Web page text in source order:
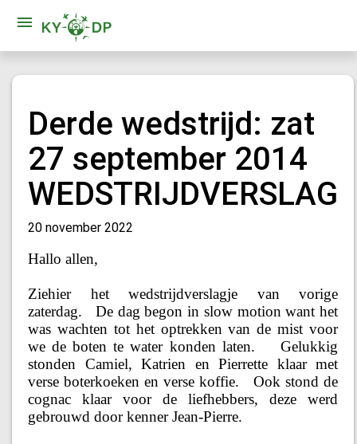
Derde wedstrijd: zat
27 september 2014
WEDSTRIJDVERSLAG
20 november 2022
Hallo allen,
Ziehier het wedstrijdverslagje van vorige
zaterdag. De dag begon in slow motion want het
was wachten tot het optrekken van de mist voor
we de boten te water konden laten. Gelukkig
stonden Camiel, Katrien en Pierrette klaar met
verse boterkoeken en verse koffie. Ook stond de
cognac klaar voor de liefhebbers, deze werd
gebrouwd door kenner Jean-Pierre.